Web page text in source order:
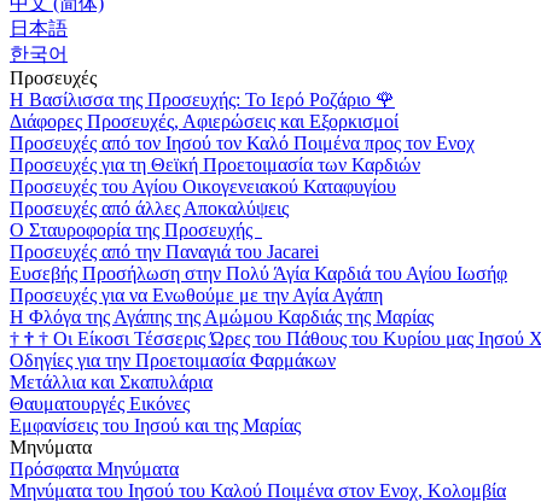
日本語
한국어
Προσευχές
Η Βασίλισσα της Προσευχής: Το Ιερό Ροζάριο 🌹
Διάφορες Προσευχές, Αφιερώσεις και Εξορκισμοί
Προσευχές από τον Ιησού τον Καλό Ποιμένα προς τον Ενοχ
Προσευχές για τη Θεϊκή Προετοιμασία των Καρδιών
Προσευχές του Αγίου Οικογενειακού Καταφυγίου
Προσευχές από άλλες Αποκαλύψεις
Ο Σταυροφορία της Προσευχής
Προσευχές από την Παναγιά του Jacarei
Ευσεβής Προσήλωση στην Πολύ Άγία Καρδιά του Αγίου Ιωσήφ
Προσευχές για να Ενωθούμε με την Αγία Αγάπη
Η Φλόγα της Αγάπης της Αμώμου Καρδιάς της Μαρίας
† † † Οι Είκοσι Τέσσερις Ώρες του Πάθους του Κυρίου μας Ιησού
Οδηγίες για την Προετοιμασία Φαρμάκων
Μετάλλια και Σκαπυλάρια
Θαυματουργές Εικόνες
Εμφανίσεις του Ιησού και της Μαρίας
Μηνύματα
Πρόσφατα Μηνύματα
Μηνύματα του Ιησού του Καλού Ποιμένα στον Ενοχ, Κολομβία